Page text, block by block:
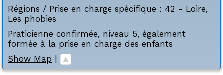
Régions / Prise en charge spécifique : 42 - Loire,
Les phobies
Praticienne confirmée, niveau 5, également
formée à la prise en charge des enfants
Show Map